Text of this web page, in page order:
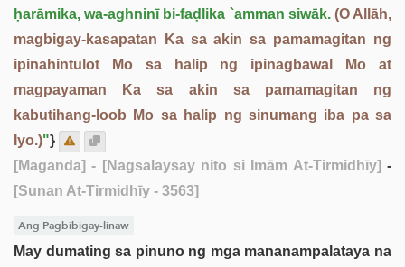
ḥarāmika, wa-aghninī bi-faḍlika `amman siwāk. (O Allāh,
magbigay-kasapatan Ka sa akin sa pamamagitan ng
ipinahintulot Mo sa halip ng ipinagbawal Mo at
magpayaman Ka sa akin sa pamamagitan ng
kabutihang-loob Mo sa halip ng sinumang iba pa sa
Iyo.)"}
[Maganda] - [Nagsalaysay nito si Imām At-Tirmidhīy] -
[Sunan At-Tirmidhīy - 3563]
Ang Pagbibigay-linaw
May dumating sa pinuno ng mga mananampalataya na